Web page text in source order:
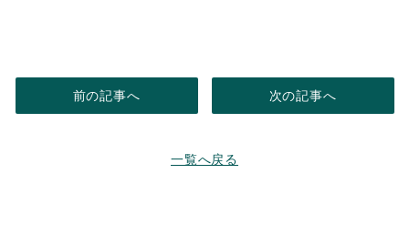
前の記事へ
一覧へ戻る
次の記事へ